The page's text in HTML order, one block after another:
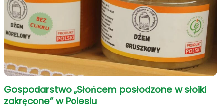
Gospodarstwo „Słońcem posłodzone w słoiki
zakręcone” w Polesiu